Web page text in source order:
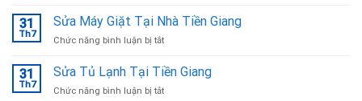
Ninh
tủ
Tại
Ninh
31
Th7
Sửa Máy Giặt Tại Nhà Tiền Giang
Chức năng bình luận bị tắtở
Máy
Tại
31
Th7
Sửa Tủ Lạnh Tại Tiền Giang
Chức năng bình luận bị tắtở